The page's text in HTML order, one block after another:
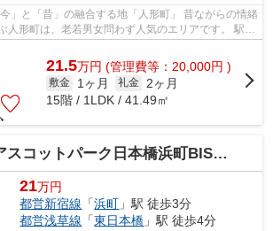
形町は、老若男女問わず人気のエリアです。 駅へ
んでも徒...
21.5万円 (管理費等：20,000円 )
敷金 1ヶ月 礼金
2ヶ月
15階 / 1LDK / 41.49㎡
スコットパーク日本橋浜町BISIKI
21万円
都営新宿線 「浜町 」駅 徒歩3分
都営浅草線 「東日本橋 」駅 徒歩4分